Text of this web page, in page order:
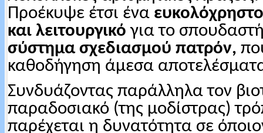
Προέκυψε έτσι ένα ευκολόχρηστο
και λειτουργικό για το
σύστημα σχεδιασμού πατρόν,
καθοδήγηση άμεσα
Συνδυάζοντας παράλληλα τον
παραδοσιακό (της μοδίστρας)
παρέχεται η δυνατότητα σε